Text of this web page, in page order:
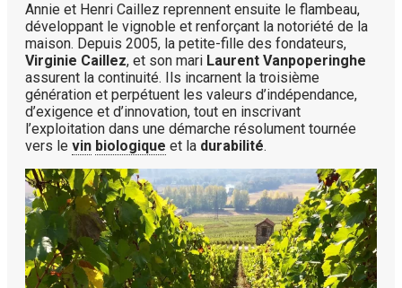
Annie et Henri Caillez reprennent ensuite le flambeau,
développant le vignoble et renforçant la notoriété de la
maison. Depuis 2005, la petite-fille des fondateurs,
Virginie Caillez, et son mari Laurent Vanpoperinghe
assurent la continuité. Ils incarnent la troisième
génération et perpétuent les valeurs d’indépendance,
d’exigence et d’innovation, tout en inscrivant
l’exploitation dans une démarche résolument tournée
vers le vin biologique et la durabilité.